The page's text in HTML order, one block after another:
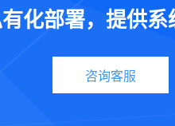
化部署，提供
咨询客服